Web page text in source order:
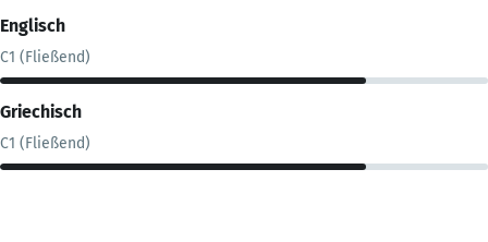
Englisch
C1 (Fließend)
Griechisch
C1 (Fließend)